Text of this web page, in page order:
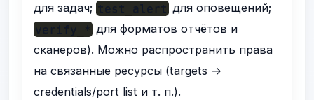
для задач;test_alertдля оповещений;
verify_* для форматов отчётов и
сканеров). Можно распространить права
на связанные ресурсы (targets →
credentials/port list и т. п.).